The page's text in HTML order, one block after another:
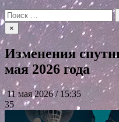
Искать:
×
Изменения
мая 2026 года
11 мая 2026 / 15:35
35